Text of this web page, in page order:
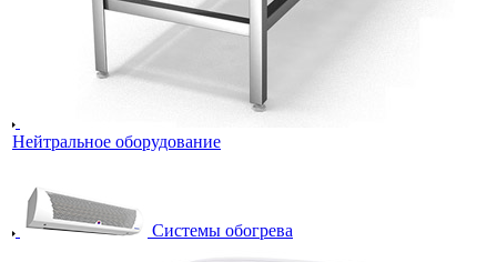
Нейтральное оборудование
Системы обогрева